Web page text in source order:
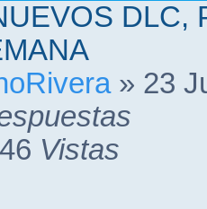
DLC,
» 23
Vistas